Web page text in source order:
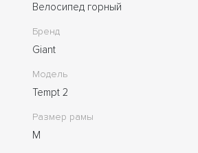
Велосипед горный
Бренд
Giant
Модель
Tempt 2
Размер рамы
M